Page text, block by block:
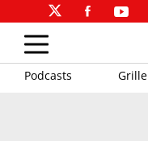
Podcasts Grille